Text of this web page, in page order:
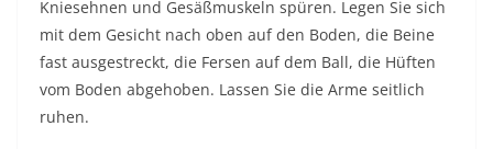
Kniesehnen und Gesäßmuskeln spüren. Legen Sie sich
mit dem Gesicht nach oben auf den Boden, die Beine
fast ausgestreckt, die Fersen auf dem Ball, die Hüften
vom Boden abgehoben. Lassen Sie die Arme seitlich
ruhen.